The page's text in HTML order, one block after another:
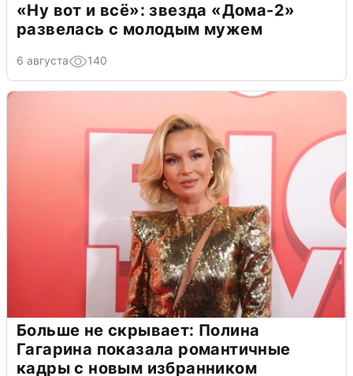
«Ну вот и всё»: звезда «Дома-2»
развелась с молодым мужем
6 августа 140
Больше не скрывает: Полина
Гагарина показала романтичные
кадры с новым избранником